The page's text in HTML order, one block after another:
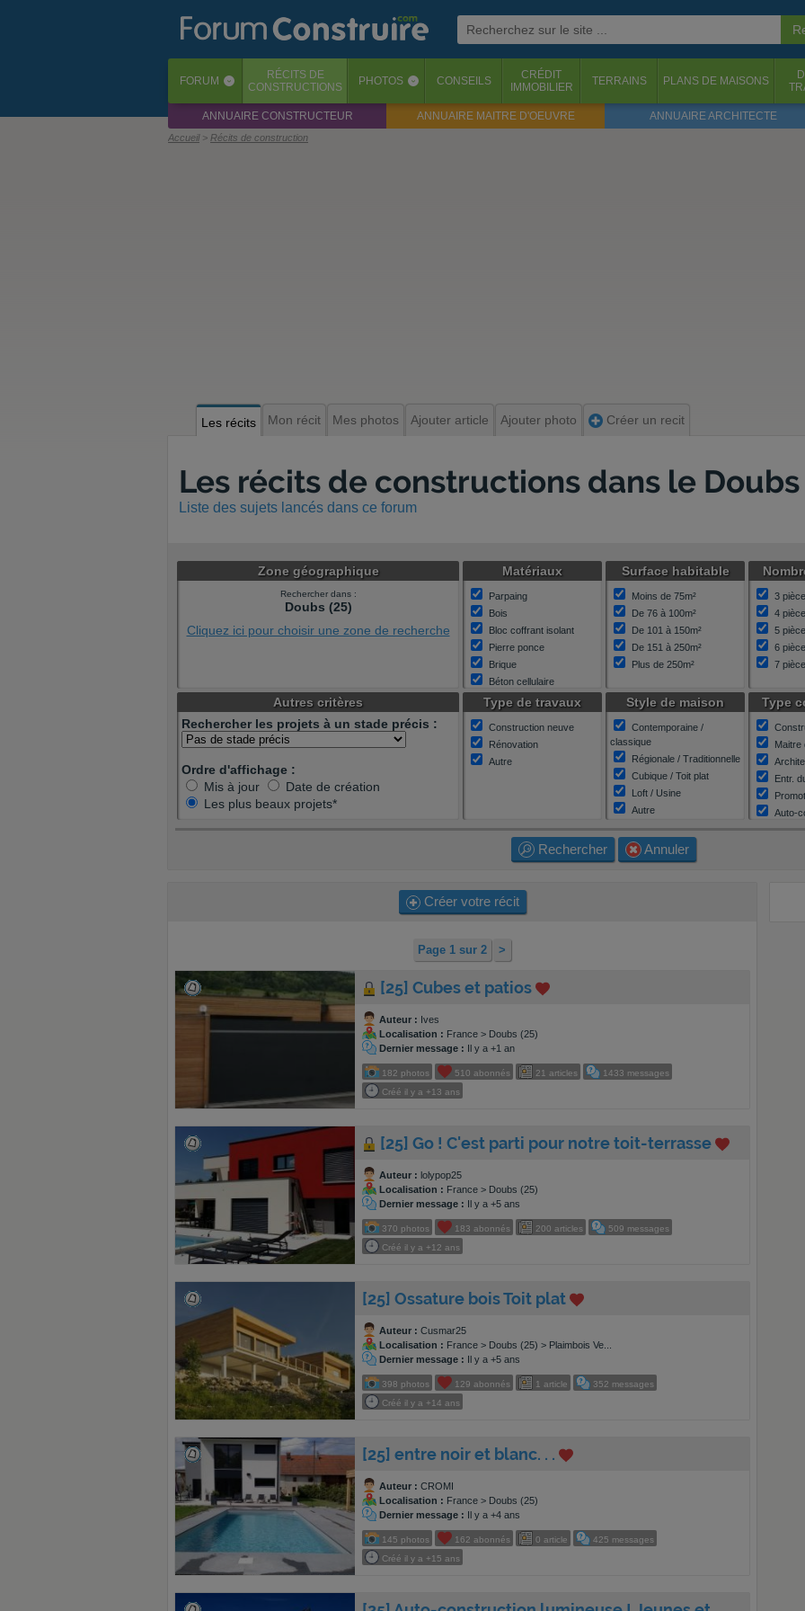
FORUM ‹ RÉCITS DE
CONSTRUCTIONS
PHOTOS ‹ CONSEILS
CRÉDIT
IMMOBILIER
TERRAINS PLANS DE MAISONS
ANNUAIRE CONSTRUCTEUR ANNUAIRE MAITRE D'OEUVRE ANNUAIRE ARCHITECTE
Accueil Récits de construction
Les récits Mon récit Mes photos Ajouter article Ajouter photo Créer un recit
Les récits de constructions dans le Doubs
Liste des sujets lancés dans ce forum
Zone géographique
Rechercher dans :
Doubs (25)
Cliquez ici pour choisir une zone de recherche
Matériaux
Parpaing
Bois
Bloc coffrant isolant
Pierre ponce
Brique
Béton cellulaire
Structure métallique
Autre
Inconnu
Surface habitable
Moins de 75m²
De 76 à 100m²
De 101 à 150m²
De 151 à 250m²
Plus de 250m²
3
4
5
6
7
Autres critères
Rechercher les projets à un stade précis :
Ordre d'affichage :
Mis à jour
Date de création
Les plus beaux projets*
Type de travaux
Construction neuve
Rénovation
Autre
Style de maison
Contemporaine /
classique
Régionale / Traditionnelle
Cubique / Toit plat
Loft / Usine
Autre
Type
Maitre
Entr.
Auto-
Autre
Rechercher Annuler
Créer votre récit
Page 1 sur 2 >
[25] Cubes et patios
Auteur : Ives
Localisation : France > Doubs (25)
Dernier message : Il y a +1 an
182 photos 510 abonnés 21 articles 1433 messages
Créé il y a +13 ans
[25] Go ! C'est parti pour notre toit-terrasse
Auteur : lolypop25
Localisation : France > Doubs (25)
Dernier message : Il y a +5 ans
370 photos 183 abonnés 200 articles 509 messages
Créé il y a +12 ans
[25] Ossature bois Toit plat
Auteur : Cusmar25
Localisation : France > Doubs (25) > Plaimbois Ve...
Dernier message : Il y a +5 ans
398 photos 129 abonnés 1 article 352 messages
Créé il y a +14 ans
[25] entre noir et blanc. . .
Auteur : CROMI
Localisation : France > Doubs (25)
Dernier message : Il y a +4 ans
145 photos 162 abonnés 0 article 425 messages
Créé il y a +15 ans